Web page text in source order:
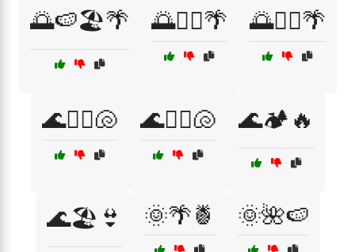
🌅🍉🏖️🌴 🌅🏄‍♀️🌴 🌅🏄‍♂️🌴
🌊🏄‍♀️🐚 🌊🏄‍♂️🐚 🌊🏕️🔥
🌊🏖️👙 🌞🌴🍍 🌞🌺🍉